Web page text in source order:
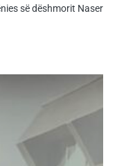
së dëshmorit Naser